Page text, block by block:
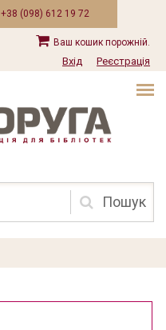
+38 (098) 612 19 72
Ваш кошик порожній.
Вхід Реєстрація